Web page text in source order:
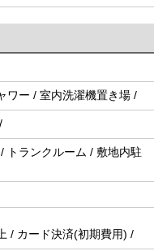
ワー / 室内洗濯機置き場 /
トランクルーム / 敷地内駐
/ カード決済(初期費用) /